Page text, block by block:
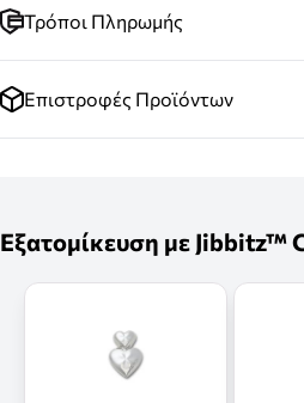
Τρόποι Πληρωμής
Επιστροφές Προϊόντων
Εξατομίκευση με Jibbitz™